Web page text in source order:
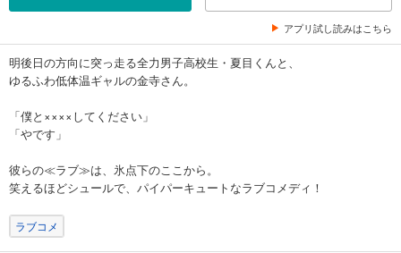
アプリ試し読みはこちら
明後日の方向に突っ走る全力男子高校生・夏目くんと、
ゆるふわ低体温ギャルの金寺さん。
「僕と××××してください」
「やです」
彼らの≪ラブ≫は、氷点下のここから。
笑えるほどシュールで、パイパーキュートなラブコメディ！
ラブコメ